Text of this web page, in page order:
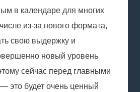
в календаре для многих
из-за нового формата,
свою выдержку и
новый уровень
сейчас перед главными
это будет очень ценный